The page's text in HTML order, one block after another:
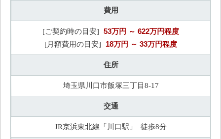
費用
[ご契約時の目安] 53万円 ～ 622万円程度
[月額費用の目安] 18万円 ～ 33万円程度
住所
埼玉県川口市飯塚三丁目8-17
交通
JR京浜東北線「川口駅」 徒歩8分